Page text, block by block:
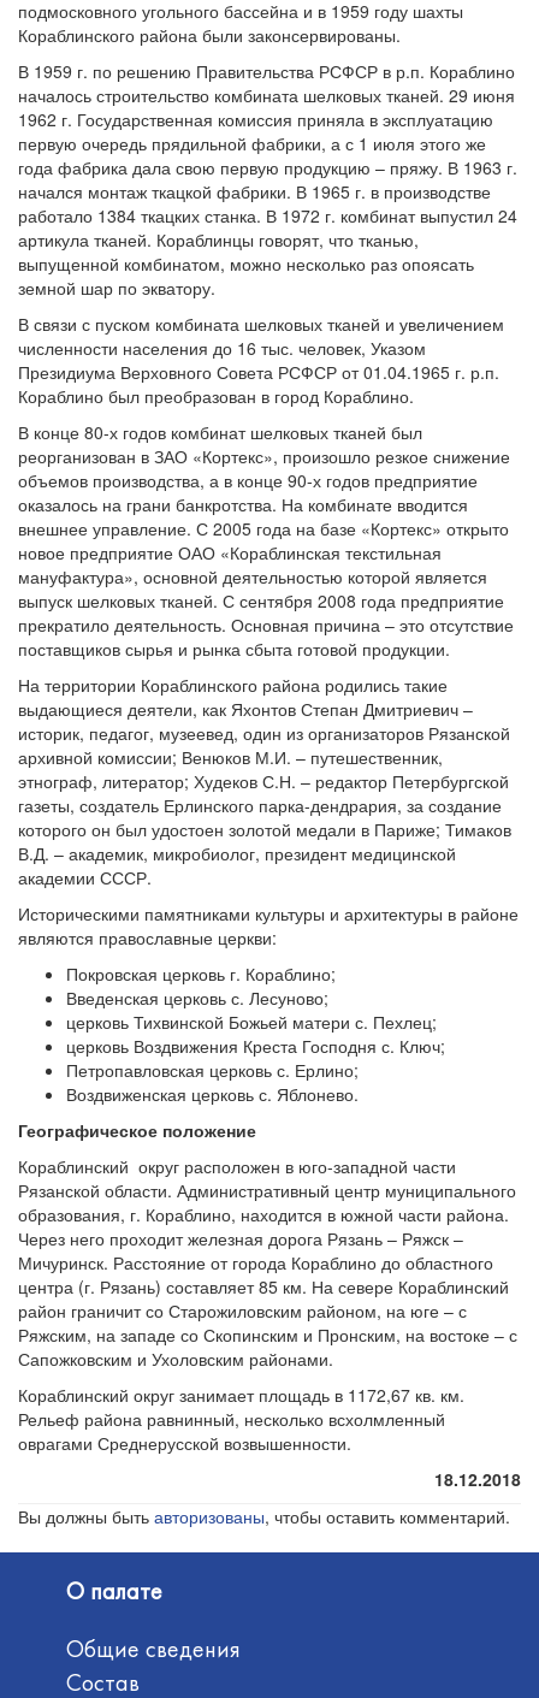
подмосковного угольного бассейна и в 1959 году шахты
Кораблинского района были законсервированы.
В 1959 г. по решению Правительства РСФСР в р.п. Кораблино
началось строительство комбината шелковых тканей. 29 июня
1962 г. Государственная комиссия приняла в эксплуатацию
первую очередь прядильной фабрики, а с 1 июля этого же
года фабрика дала свою первую продукцию – пряжу. В 1963 г.
начался монтаж ткацкой фабрики. В 1965 г. в производстве
работало 1384 ткацких станка. В 1972 г. комбинат выпустил 24
артикула тканей. Кораблинцы говорят, что тканью,
выпущенной комбинатом, можно несколько раз опоясать
земной шар по экватору.
В связи с пуском комбината шелковых тканей и увеличением
численности населения до 16 тыс. человек, Указом
Президиума Верховного Совета РСФСР от 01.04.1965 г. р.п.
Кораблино был преобразован в город Кораблино.
В конце 80-х годов комбинат шелковых тканей был
реорганизован в ЗАО «Кортекс», произошло резкое снижение
объемов производства, а в конце 90-х годов предприятие
оказалось на грани банкротства. На комбинате вводится
внешнее управление. С 2005 года на базе «Кортекс» открыто
новое предприятие ОАО «Кораблинская текстильная
мануфактура», основной деятельностью которой является
выпуск шелковых тканей. С сентября 2008 года предприятие
прекратило деятельность. Основная причина – это отсутствие
поставщиков сырья и рынка сбыта готовой продукции.
На территории Кораблинского района родились такие
выдающиеся деятели, как Яхонтов Степан Дмитриевич –
историк, педагог, музеевед, один из организаторов Рязанской
архивной комиссии; Венюков М.И. – путешественник,
этнограф, литератор; Худеков С.Н. – редактор Петербургской
газеты, создатель Ерлинского парка-дендрария, за создание
которого он был удостоен золотой медали в Париже; Тимаков
В.Д. – академик, микробиолог, президент медицинской
академии СССР.
Историческими памятниками культуры и архитектуры в районе
являются православные церкви:
Покровская церковь г. Кораблино;
Введенская церковь с. Лесуново;
церковь Тихвинской Божьей матери с. Пехлец;
церковь Воздвижения Креста Господня с. Ключ;
Петропавловская церковь с. Ерлино;
Воздвиженская церковь с. Яблонево.
Географическое положение
Кораблинский округ расположен в юго-западной части
Рязанской области. Административный центр муниципального
образования, г. Кораблино, находится в южной части района.
Через него проходит железная дорога Рязань – Ряжск –
Мичуринск. Расстояние от города Кораблино до областного
центра (г. Рязань) составляет 85 км. На севере Кораблинский
район граничит со Старожиловским районом, на юге – с
Ряжским, на западе со Скопинским и Пронским, на востоке – с
Сапожковским и Ухоловским районами.
Кораблинский округ занимает площадь в 1172,67 кв. км.
Рельеф района равнинный, несколько всхолмленный
оврагами Среднерусской возвышенности.
18.12.2018
Вы должны быть авторизованы, чтобы оставить комментарий.
О палате
Общие сведения
Состав